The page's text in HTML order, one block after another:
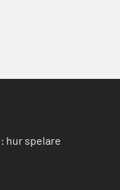
hur spelare